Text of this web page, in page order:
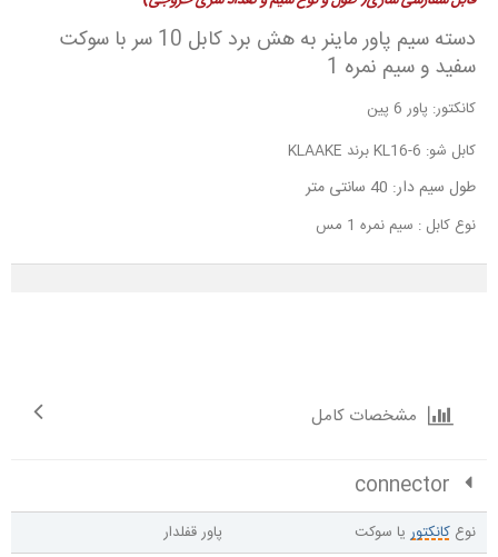
دسته سیم پاور ماینر به هش برد کابل 10 سر با سوکت
سفید و سیم نمره 1
کانکتور: پاور 6 پین
کابل شو: KL16-6 برند KLAAKE
طول سیم دار: 40 سانتی‌ متر
نوع کابل : سیم نمره 1 مس
مشخصات کامل
connector
نوع کانکتور یا سوکت
پاور قفلدار